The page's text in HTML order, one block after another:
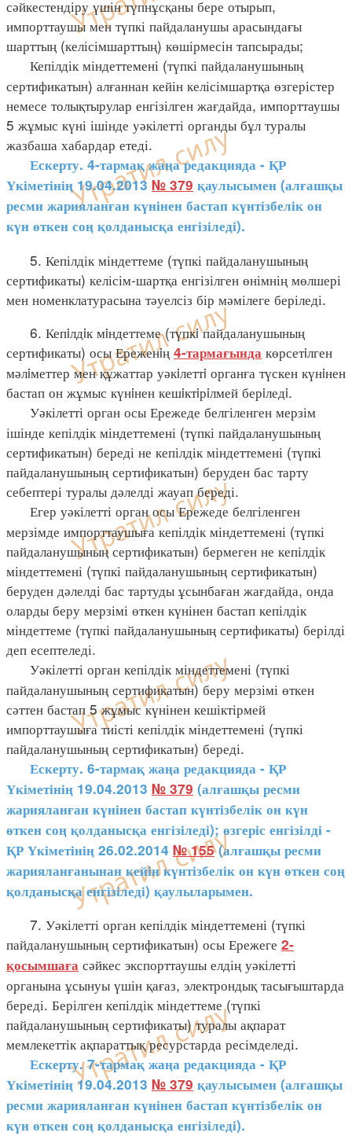
сәйкестендіру үшін түпнұсқаны бере отырып,
импорттаушы мен түпкі пайдаланушы арасындағы
шарттың (келісімшарттың) көшірмесін тапсырады;
Кепілдік міндеттемені (түпкі пайдаланушының
сертификатын) алғаннан кейін келісімшартқа өзгерістер
немесе толықтырулар енгізілген жағдайда, импорттаушы
5 жұмыс күні ішінде уәкілетті органды бұл туралы
жазбаша хабардар етеді.
Ескерту. 4-тармақ жаңа редакцияда - ҚР
Үкіметінің 19.04.2013 № 379 қаулысымен (алғашқы
ресми жарияланған күнінен бастап күнтізбелік он
күн өткен соң қолданысқа енгізіледі).
5. Кепілдік міндеттеме (түпкі пайдаланушының
сертификаты) келісім-шартқа енгізілген өнімнің мөлшері
мен номенклатурасына тәуелсіз бір мәмілеге беріледі.
6. Кепiлдiк мiндеттеме (түпкi пайдаланушының
сертификаты) осы Ереженiң 4-тармағында көрсетiлген
мәлiметтер мен құжаттар уәкiлеттi органға түскен күнiнен
бастап он жұмыс күнiнен кешiктiрiлмей берiледi.
Уәкілетті орган осы Ережеде белгіленген мерзім
ішінде кепілдік міндеттемені (түпкі пайдаланушының
сертификатын) береді не кепілдік міндеттемені (түпкі
пайдаланушының сертификатын) беруден бас тарту
себептері туралы дәлелді жауап береді.
Егер уәкілетті орган осы Ережеде белгіленген
мерзімде импорттаушыға кепілдік міндеттемені (түпкі
пайдаланушының сертификатын) бермеген не кепілдік
міндеттемені (түпкі пайдаланушының сертификатын)
беруден дәлелді бас тартуды ұсынбаған жағдайда, онда
оларды беру мерзімі өткен күнінен бастап кепілдік
міндеттеме (түпкі пайдаланушының сертификаты) берілді
деп есептеледі.
Уәкілетті орган кепілдік міндеттемені (түпкі
пайдаланушының сертификатын) беру мерзімі өткен
сәттен бастап 5 жұмыс күнінен кешіктірмей
импорттаушыға тиісті кепілдік міндеттемені (түпкі
пайдаланушының сертификатын) береді.
Ескерту. 6-тармақ жаңа редакцияда - ҚР
Үкіметінің 19.04.2013 № 379 (алғашқы ресми
жарияланған күнінен бастап күнтізбелік он күн
өткен соң қолданысқа енгізіледі); өзгеріс енгізілді -
ҚР Үкіметінің 26.02.2014 № 155 (алғашқы ресми
жарияланғанынан кейін күнтізбелік он күн өткен соң
қолданысқа енгізіледі) қаулыларымен.
7. Уәкілетті орган кепілдік міндеттемені (түпкі
пайдаланушының сертификатын) осы Ережеге 2-
қосымшаға сәйкес экспорттаушы елдің уәкілетті
органына ұсынуы үшін қағаз, электрондық тасығыштарда
береді. Берілген кепілдік міндеттеме (түпкі
пайдаланушының сертификаты) туралы ақпарат
мемлекеттік ақпараттық ресурстарда ресімделеді.
Ескерту. 7-тармақ жаңа редакцияда - ҚР
Үкіметінің 19.04.2013 № 379 қаулысымен (алғашқы
ресми жарияланған күнінен бастап күнтізбелік он
күн өткен соң қолданысқа енгізіледі).